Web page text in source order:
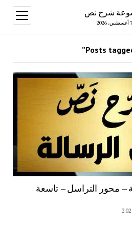
شرح نص
7 أغسطس، 2026
open
menu
محور التراسل – تاسعة